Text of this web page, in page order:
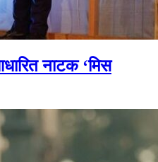
नाटक ‘मिस